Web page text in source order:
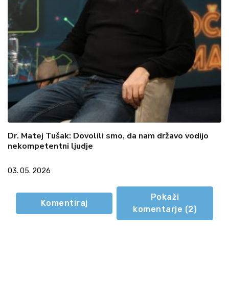
Dr. Matej Tušak: Dovolili smo, da nam državo vodijo
nekompetentni ljudje
03. 05. 2026
Komentiraj
Pokaži
komentarje (2)